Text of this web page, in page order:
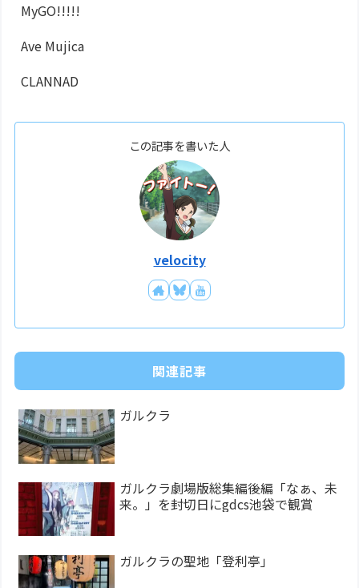
MyGO!!!!!
Ave Mujica
CLANNAD
この記事を書いた人
velocity
関連記事
ガルクラ
ガルクラ劇場版総集編後編「なぁ、未
来。」を封切日にgdcs池袋で観賞
ガルクラの聖地「登利亭」